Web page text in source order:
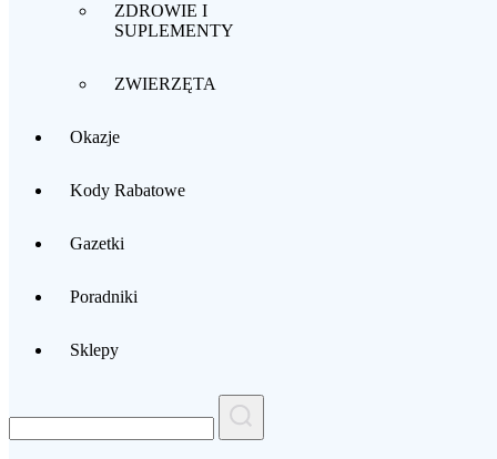
ZDROWIE I
SUPLEMENTY
ZWIERZĘTA
Okazje
Kody Rabatowe
Gazetki
Poradniki
Sklepy